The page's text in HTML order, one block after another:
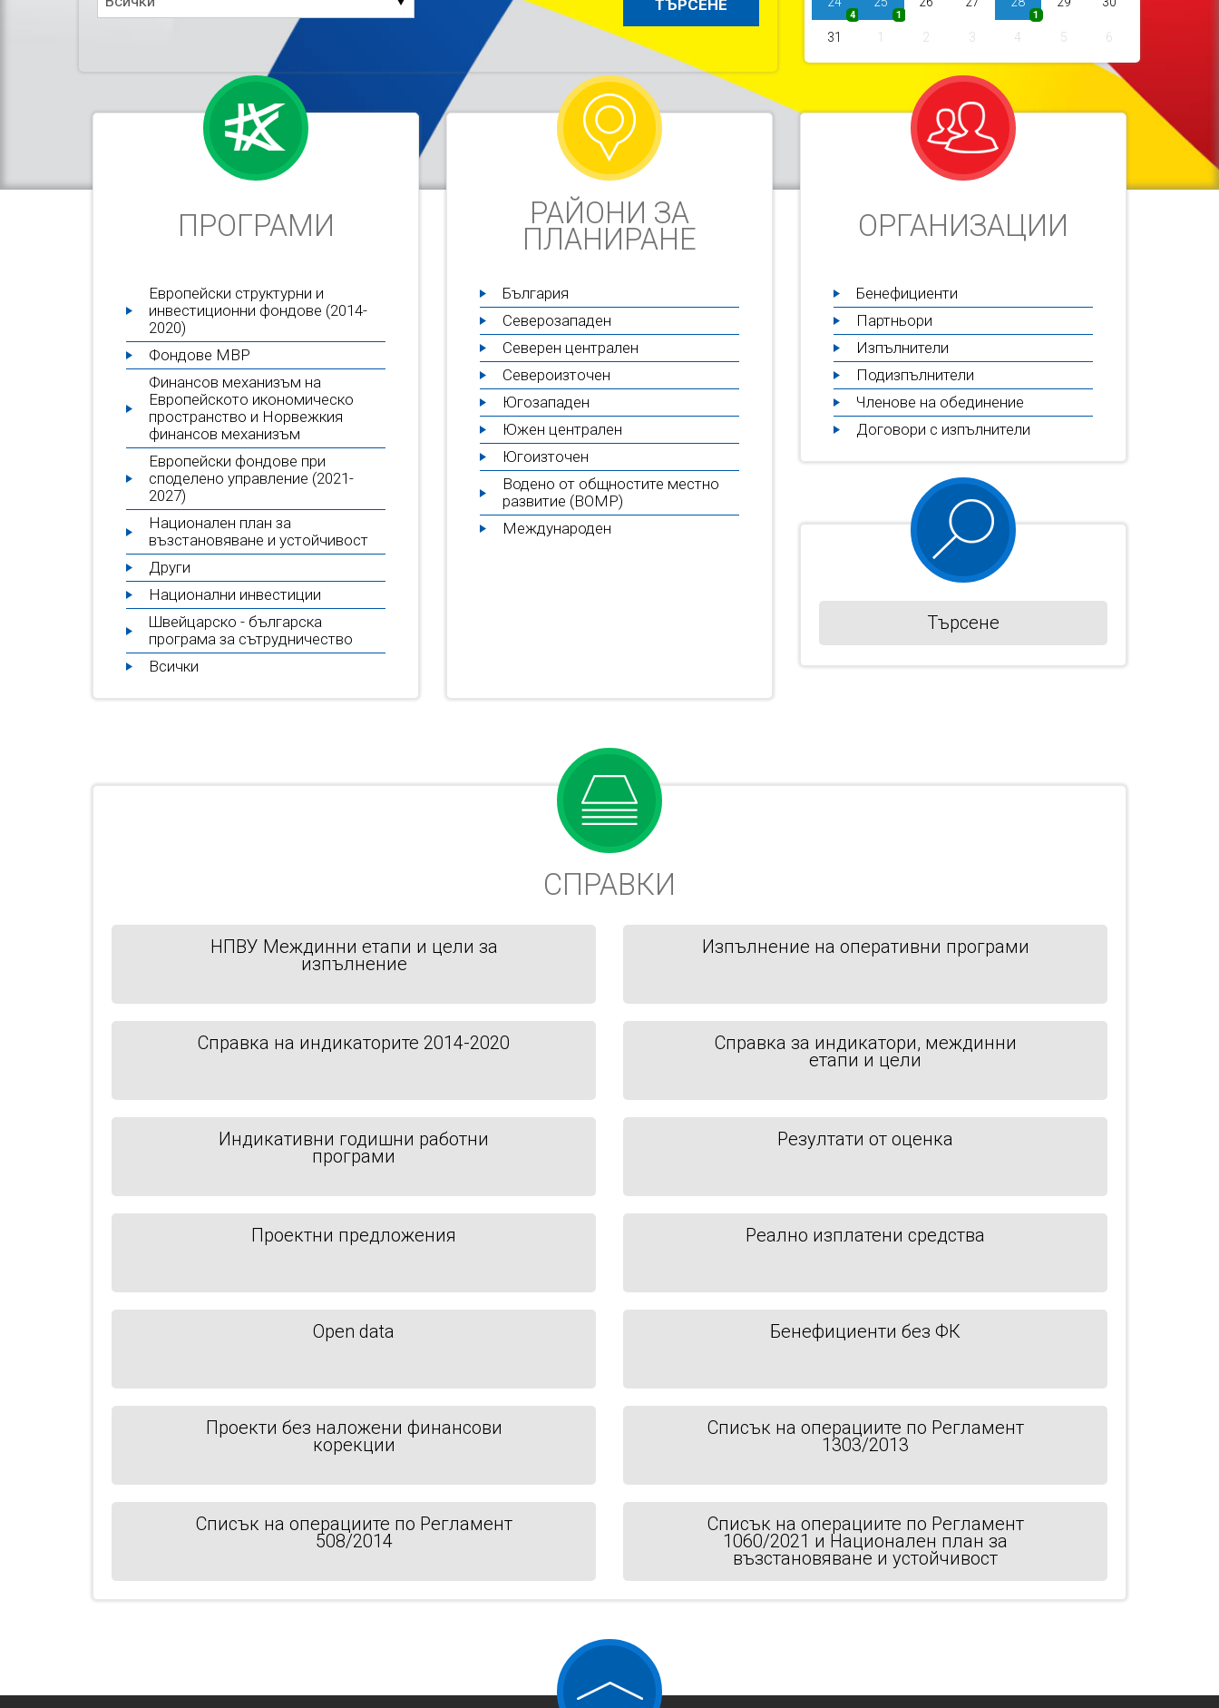
4 1 1
31 1 2 3 4 5 6
ПРОГРАМИ
Европейски структурни и
инвестиционни фондове (2014-
2020)
Фондове МВР
Финансов механизъм на
Европейското икономическо
пространство и Норвежкия
финансов механизъм
Европейски фондове при
споделено управление (2021-
2027)
Национален план за
възстановяване и устойчивост
Други
Национални инвестиции
Швейцарско - българска
програма за сътрудничество
Всички
РАЙОНИ ЗА
ПЛАНИРАНЕ
България
Северозападен
Северен централен
Североизточен
Югозападен
Южен централен
Югоизточен
Водено от общностите местно
развитие (ВОМР)
Международен
ОРГАНИЗАЦИИ
Бенефициенти
Партньори
Изпълнители
Подизпълнители
Членове на обединение
Договори с изпълнители
Търсене
СПРАВКИ
НПВУ Междинни етапи и цели за
изпълнение
Изпълнение на оперативни програми
Справка на индикаторите 2014-2020 Справка за индикатори, междинни
етапи и цели
Индикативни годишни работни
програми
Резултати от оценка
Проектни предложения Реално изплатени средства
Open data Бенефициенти без ФК
Проекти без наложени финансови
корекции
Списък на операциите по Регламент
1303/2013
Списък на операциите по Регламент
508/2014
Списък на операциите по Регламент
1060/2021 и Национален план за
възстановяване и устойчивост